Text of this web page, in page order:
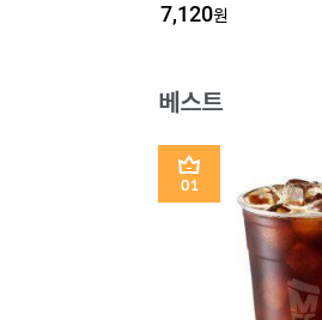
7,120원
베스트
1